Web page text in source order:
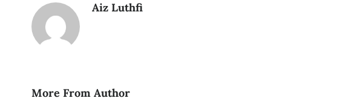
Aiz Luthfi
More From Author